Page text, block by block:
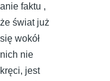
anie faktu ,
że świat już
się wokół
nich nie
kręci, jest